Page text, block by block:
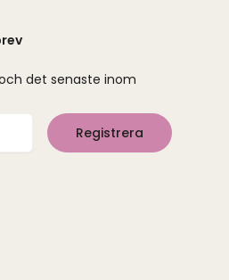
det senaste inom
Registrera